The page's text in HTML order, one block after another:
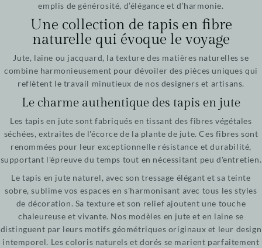
emplis de générosité, d’élégance et d’harmonie.
Une collection de tapis en fibre
naturelle qui évoque le voyage
Jute, laine ou jacquard, la texture des matières naturelles se
combine harmonieusement pour dévoiler des pièces uniques qui
reflètent le travail minutieux de nos designers et artisans.
Le charme authentique des tapis en jute
Les tapis en jute sont fabriqués en tissant des fibres végétales
séchées, extraites de l'écorce de la plante de jute. Ces fibres sont
renommées pour leur exceptionnelle résistance et durabilité,
supportant l'épreuve du temps tout en nécessitant peu d'entretien.
Le tapis en jute naturel, avec son tressage élégant et sa teinte
sobre, sublime vos espaces en s'harmonisant avec tous les styles
de décoration. Sa texture et son relief ajoutent une touche
chaleureuse et vivante. Nos modèles en jute et en laine se
distinguent par leurs motifs géométriques originaux et leur design
intemporel. Les coloris naturels et dorés se marient parfaitement